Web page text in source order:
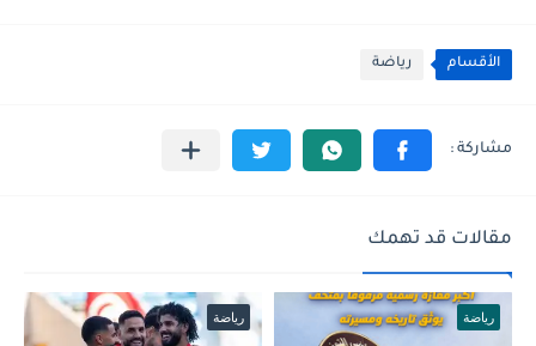
الأقسام رياضة
مقالات قد تهمك
رياضة رياضة